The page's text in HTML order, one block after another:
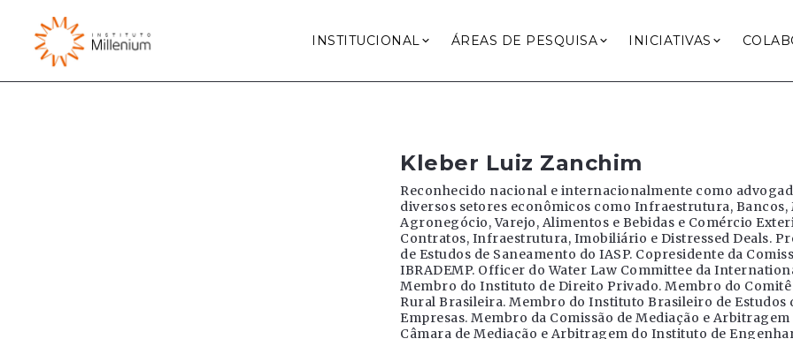
INSTITUCIONAL ÁREAS DE PESQUISA INICIATIVAS
Kleber Luiz Zanchim
Reconhecido nacional e internacionalmente como
diversos setores econômicos como Infraestrutura,
Agronegócio, Varejo, Alimentos e Bebidas e Comércio
Contratos, Infraestrutura, Imobiliário e Distressed Deals.
de Estudos de Saneamento do IASP. Copresidente da
IBRADEMP. Officer do Water Law Committee da
Membro do Instituto de Direito Privado. Membro do Comitê
Rural Brasileira. Membro do Instituto Brasileiro de Estudos
Empresas. Membro da Comissão de Mediação e
Câmara de Mediação e Arbitragem do Instituto de